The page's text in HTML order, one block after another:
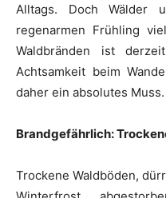
Alltags. Doch Wälder
regenarmen Frühling
Waldbränden ist
Achtsamkeit beim
daher ein absolutes Muss.
Brandgefährlich:
Trockene Waldböden,